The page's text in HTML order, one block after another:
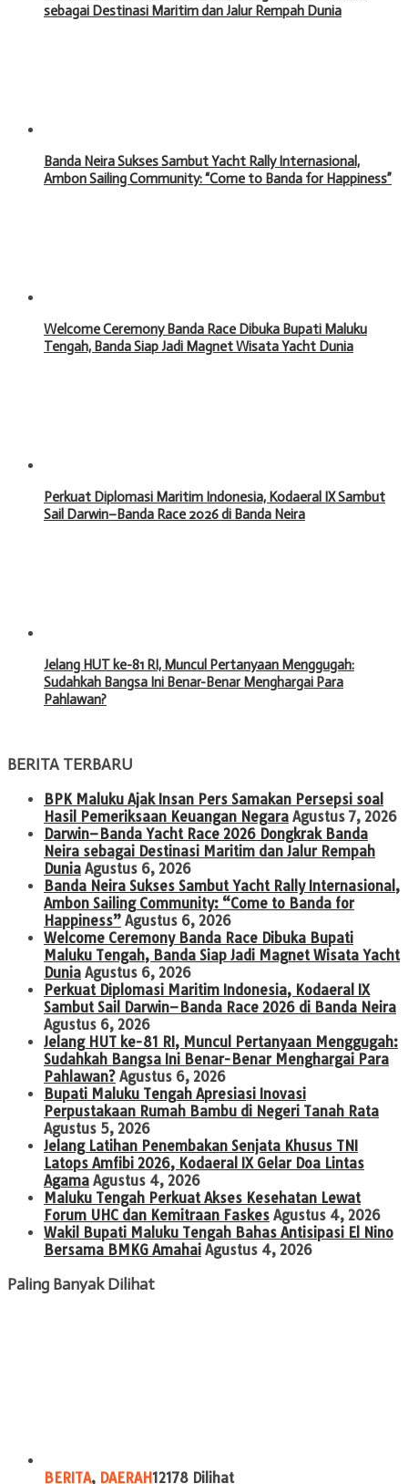
sebagai Destinasi Maritim dan Jalur Rempah Dunia
Banda Neira Sukses Sambut Yacht Rally Internasional,
Ambon Sailing Community: “Come to Banda for Happiness”
Welcome Ceremony Banda Race Dibuka Bupati Maluku
Tengah, Banda Siap Jadi Magnet Wisata Yacht Dunia
Perkuat Diplomasi Maritim Indonesia, Kodaeral IX Sambut
Sail Darwin–Banda Race 2026 di Banda Neira
Jelang HUT ke-81 RI, Muncul Pertanyaan Menggugah:
Sudahkah Bangsa Ini Benar-Benar Menghargai Para
Pahlawan?
BERITA TERBARU
BPK Maluku Ajak Insan Pers Samakan Persepsi soal
Hasil Pemeriksaan Keuangan Negara Agustus 7, 2026
Darwin–Banda Yacht Race 2026 Dongkrak Banda
Neira sebagai Destinasi Maritim dan Jalur Rempah
Dunia Agustus 6, 2026
Banda Neira Sukses Sambut Yacht Rally Internasional,
Ambon Sailing Community: “Come to Banda for
Happiness” Agustus 6, 2026
Welcome Ceremony Banda Race Dibuka Bupati
Maluku Tengah, Banda Siap Jadi Magnet Wisata Yacht
Dunia Agustus 6, 2026
Perkuat Diplomasi Maritim Indonesia, Kodaeral IX
Sambut Sail Darwin–Banda Race 2026 di Banda Neira
Agustus 6, 2026
Jelang HUT ke-81 RI, Muncul Pertanyaan Menggugah:
Sudahkah Bangsa Ini Benar-Benar Menghargai Para
Pahlawan? Agustus 6, 2026
Bupati Maluku Tengah Apresiasi Inovasi
Perpustakaan Rumah Bambu di Negeri Tanah Rata
Agustus 5, 2026
Jelang Latihan Penembakan Senjata Khusus TNI
Latops Amfibi 2026, Kodaeral IX Gelar Doa Lintas
Agama Agustus 4, 2026
Maluku Tengah Perkuat Akses Kesehatan Lewat
Forum UHC dan Kemitraan Faskes Agustus 4, 2026
Wakil Bupati Maluku Tengah Bahas Antisipasi El Nino
Bersama BMKG Amahai Agustus 4, 2026
Paling Banyak Dilihat
BERITA, DAERAH12178 Dilihat